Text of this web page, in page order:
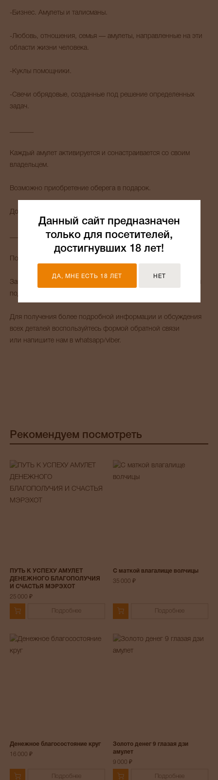
-Бизнес. Амулеты и талисманы.
-Любовь, отношения, семья — амулеты, направленные на эти
области жизни человека.
-Куклы помощники.
-Свечи обрядовые, созданные под решение определенных
задач.
Каждый амулет активируется и сонастраивается со своим
владельцем.
Возможно приобретение оберега в подарок.
Доставка осуществляется по всему МИРУ.
Помогу с выбором амулета для Вас и Ваших близких.
Занимаюсь изготовлением индивидуальных предметов силы
под нужную Вам задачу и результат и принимаю заказы.
Для получения более подробной информации и обсуждения
всех деталей воспользуйтесь формой обратной связи
или напишите нам в whatsapp/viber.
Рекомендуем посмотреть
ПУТЬ К УСПЕХУ АМУЛЕТ
ДЕНЕЖНОГО БЛАГОПОЛУЧИЯ
И СЧАСТЬЯ МЭРЭХОТ
25 000 ₽
Подробнее
С маткой влагалище волчицы
35 000 ₽
Подробнее
Денежное благосостояние круг
16 000 ₽
Подробнее
Золото денег 9 глазая дзи
амулет
9 000 ₽
Подробнее
Данный сайт предназначен
только для посетителей,
достигнувших 18 лет!
ДА, МНЕ ЕСТЬ 18 ЛЕТ НЕТ